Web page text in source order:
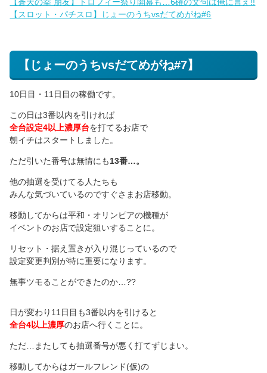
【スロット・パチスロ】じょーのうちvsだてめがね#6
【じょーのうちvsだてめがね#7】
10日目・11日目の稼働です。
この日は3番以内を引ければ
全台設定4以上濃厚台を打てるお店で
朝イチはスタートしました。
ただ引いた番号は無情にも13番…。
他の抽選を受けてる人たちも
みんな気づいているのですぐさまお店移動。
移動してからは平和・オリンピアの機種が
イベントのお店で設定狙いすることに。
リセット・据え置きが入り混じっているので
設定変更判別が特に重要になります。
無事ツモることができたのか…??
日が変わり11日目も3番以内を引けると
全台4以上濃厚のお店へ行くことに。
ただ…またしても抽選番号が悪く打てずじまい。
移動してからはガールフレンド(仮)の